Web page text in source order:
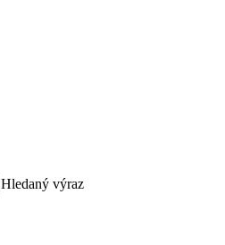
Hledaný výraz